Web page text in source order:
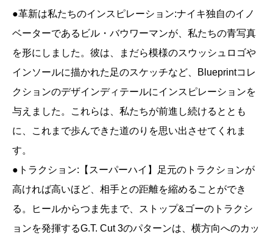
●革新は私たちのインスピレーション:ナイキ独自のイノ
ベーターであるビル・バウワーマンが、私たちの青写真
を形にしました。彼は、まだら模様のスウッシュロゴや
インソールに描かれた足のスケッチなど、Blueprintコレ
クションのデザインディテールにインスピレーションを
与えました。これらは、私たちが前進し続けるととも
に、これまで歩んできた道のりを思い出させてくれま
す。
●トラクション:【スーパーハイ】足元のトラクションが
高ければ高いほど、相手との距離を縮めることができ
る。ヒールからつま先まで、ストップ&ゴーのトラクシ
ョンを発揮するG.T. Cut 3のパターンは、横方向へのカッ